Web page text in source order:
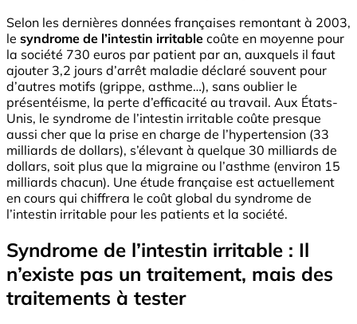
Selon les dernières données françaises remontant à 2003,
le syndrome de l’intestin irritable coûte en moyenne pour
la société 730 euros par patient par an, auxquels il faut
ajouter 3,2 jours d’arrêt maladie déclaré souvent pour
d’autres motifs (grippe, asthme…), sans oublier le
présentéisme, la perte d’efficacité au travail. Aux États-
Unis, le syndrome de l’intestin irritable coûte presque
aussi cher que la prise en charge de l’hypertension (33
milliards de dollars), s’élevant à quelque 30 milliards de
dollars, soit plus que la migraine ou l’asthme (environ 15
milliards chacun). Une étude française est actuellement
en cours qui chiffrera le coût global du syndrome de
l’intestin irritable pour les patients et la société.
Syndrome de l’intestin irritable : Il
n’existe pas un traitement, mais des
traitements à tester